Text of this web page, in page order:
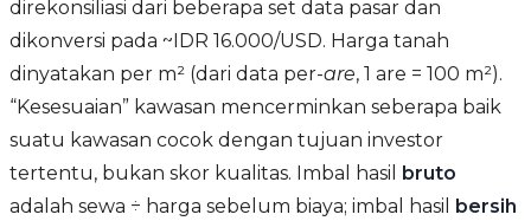
direkonsiliasi dari beberapa set data pasar dan
dikonversi pada ~IDR 16.000/USD. Harga tanah
dinyatakan per m² (dari data per-are, 1 are = 100 m²).
“Kesesuaian” kawasan mencerminkan seberapa baik
suatu kawasan cocok dengan tujuan investor
tertentu, bukan skor kualitas. Imbal hasil bruto
adalah sewa ÷ harga sebelum biaya; imbal hasil bersih